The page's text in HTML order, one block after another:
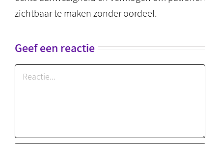
zichtbaar te maken zonder oordeel.
Geef een reactie
Reactie